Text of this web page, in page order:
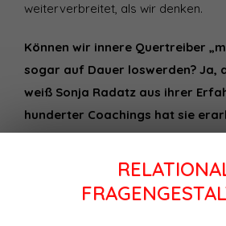
weiterverbreitet, als wir denken.
Können wir innere Quertreiber
sogar auf Dauer loswerden? Ja,
weiß Sonja Radatz aus ihrer
hunderter Coachings hat sie
dabei erfolgreich vorgehen. Und
praxisorientiert in diesem Buch.
sie von anderen Phänomenen